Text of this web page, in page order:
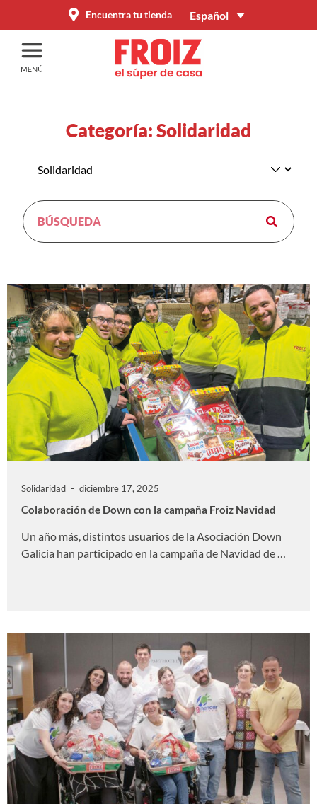
Encuentra tu tienda Español
Categoría: Solidaridad
Solidaridad diciembre 17, 2025
Colaboración de Down con la campaña Froiz Navidad
Un año más, distintos usuarios de la Asociación Down
Galicia han participado en la campaña de Navidad de …